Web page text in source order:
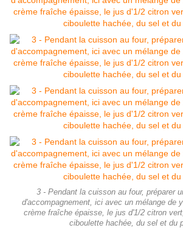
3 - Pendant la cuisson au four, préparer
d'accompagnement, ici avec un mélange de
crème fraîche épaisse, le jus d'1/2 citron
ciboulette hachée, du sel et du